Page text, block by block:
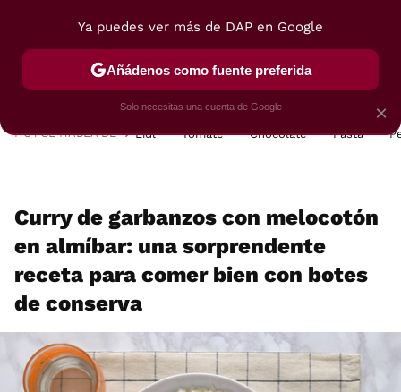
POSTRES VIAJES SELECCIÓN VEGUI
HOY SE HABLA DE Lidl Tomate Chocolate Pasta
Curry de garbanzos con melocotón
en almíbar: una sorprendente
receta para comer bien con botes
de conserva
×
Ya puedes ver más de DAP en Google
Añádenos como fuente preferida
Solo necesitas una cuenta de Google